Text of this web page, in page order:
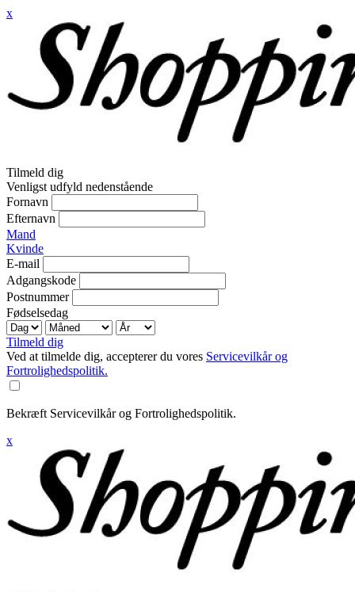
x
Tilmeld dig
Venligst udfyld nedenstående
Fornavn
Efternavn
Mand
Kvinde
E-mail
Adgangskode
Postnummer
Fødselsedag
Tilmeld dig
Ved at tilmelde dig, accepterer du vores Servicevilkår og
Fortrolighedspolitik.
Bekræft Servicevilkår og Fortrolighedspolitik.
x